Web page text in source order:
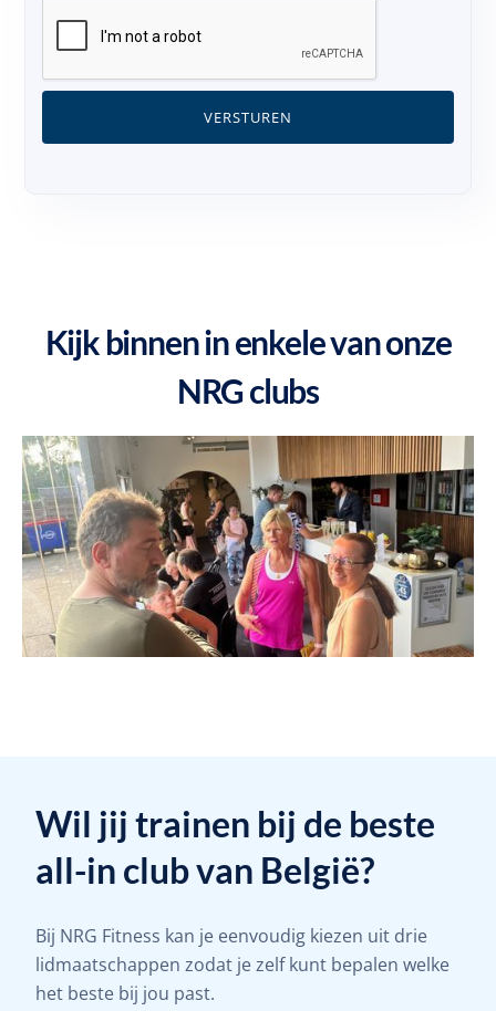
Kijk binnen in enkele van onze
NRG clubs
Wil jij trainen bij de beste
all-in club van België?
Bij NRG Fitness kan je eenvoudig kiezen uit drie
lidmaatschappen zodat je zelf kunt bepalen welke
het beste bij jou past.